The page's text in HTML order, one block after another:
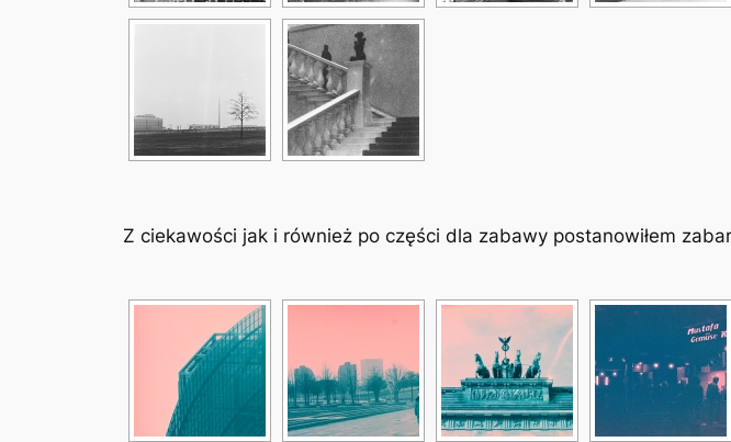
Z ciekawości jak i również po części dla zabawy postanowiłem